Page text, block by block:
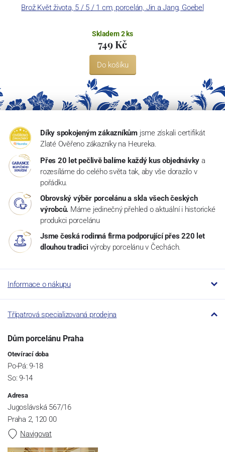
Brož Květ života, 5 / 5 / 1 cm, porcelán, Jin a Jang, Goebel
Skladem 2 ks
749 Kč
Do košíku
Díky spokojeným zákazníkům jsme získali certifikát
Zlaté Ověřeno zákazníky na Heureka.
Přes 20 let pečlivě balíme každý kus objednávky a
rozesíláme do celého světa tak, aby vše dorazilo v
pořádku.
Obrovský výběr porcelánu a skla všech českých
výrobců. Máme jedinečný přehled o aktuální i historické
produkci porcelánu
Jsme česká rodinná firma podporující přes 220 let
dlouhou tradici výroby porcelánu v Čechách.
Informace o nákupu
Třípatrová specializovaná prodejna
Dům porcelánu Praha
Otevírací doba
Po-Pá: 9-18
So: 9-14
Adresa
Jugoslávská 567/16
Praha 2, 120 00
Navigovat